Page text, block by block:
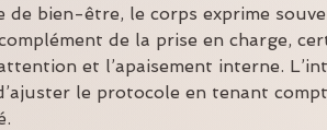
de bien-être, le corps exprime
de la prise en charge,
et l’apaisement interne.
le protocole en tenant